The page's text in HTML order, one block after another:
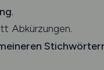
.
Abkürzungen.